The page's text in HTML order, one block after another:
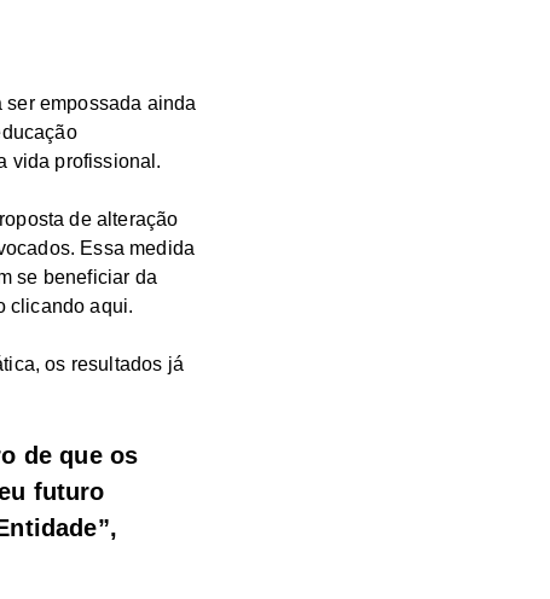
empossada ainda
vida profissional.
de alteração
Essa medida
se beneficiar da
clicando aqui.
os resultados já
de que os
futuro